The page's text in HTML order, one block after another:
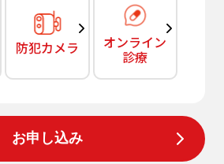
防犯カメラ オンライン
診療
お申し込み